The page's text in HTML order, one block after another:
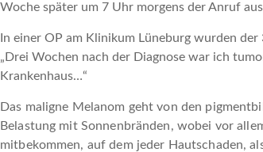
Woche später um 7 Uhr morgens der Anruf
In einer OP am Klinikum Lüneburg wurden
„Drei Wochen nach der Diagnose war ich
Krankenhaus…“
Das maligne Melanom geht von den
Belastung mit Sonnenbränden, wobei vor
mitbekommen, auf dem jeder Hautschaden,